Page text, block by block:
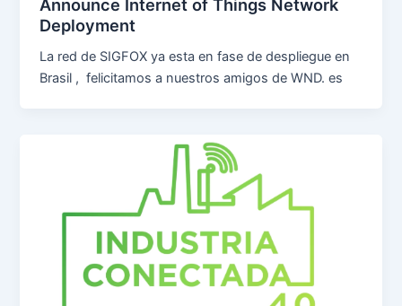
Announce Internet of Things Network
Deployment
La red de SIGFOX ya esta en fase de despliegue en
Brasil , felicitamos a nuestros amigos de WND. es